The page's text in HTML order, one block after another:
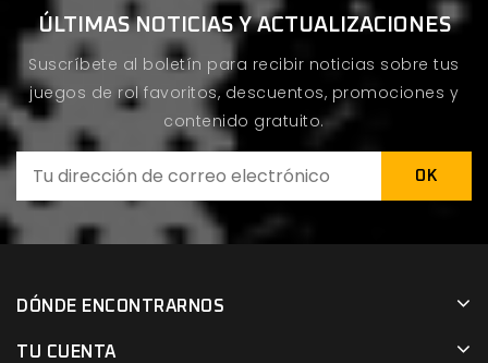
ÚLTIMAS NOTICIAS Y ACTUALIZACIONES
Suscríbete al boletín para recibir noticias sobre tus
juegos de rol favoritos, descuentos, promociones y
contenido gratuito.
DÓNDE ENCONTRARNOS
TU CUENTA